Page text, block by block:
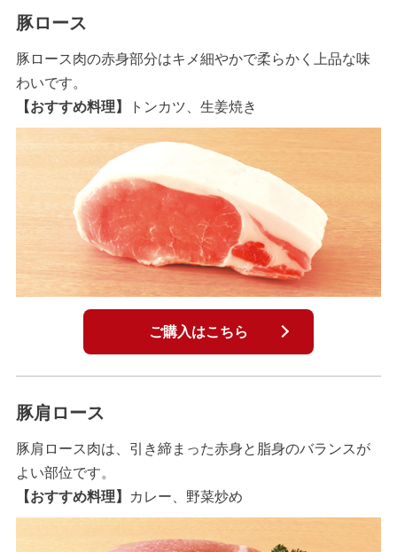
豚ロース
豚ロース肉の赤身部分はキメ細やかで柔らかく上品な味
わいです。
【おすすめ料理】
トンカツ、生姜焼き
ご購入はこちら
豚肩ロース
豚肩ロース肉は、引き締まった赤身と脂身のバランスが
よい部位です。
【おすすめ料理】
カレー、野菜炒め